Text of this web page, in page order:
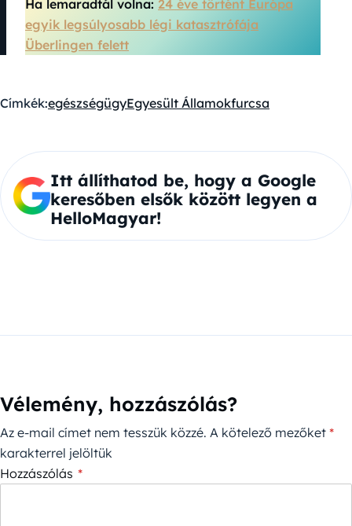
Ha lemaradtál volna: 24 éve történt Európa
egyik legsúlyosabb légi katasztrófája
Überlingen felett
Címkék:egészségügyEgyesült Államokfurcsa
Itt állíthatod be, hogy a Google
keresőben elsők között legyen a
HelloMagyar!
Vélemény, hozzászólás?
Az e-mail címet nem tesszük közzé. A kötelező mezőket *
karakterrel jelöltük
Hozzászólás *